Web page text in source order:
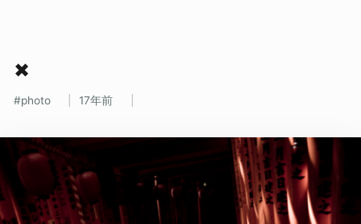
✖
photo 17年前